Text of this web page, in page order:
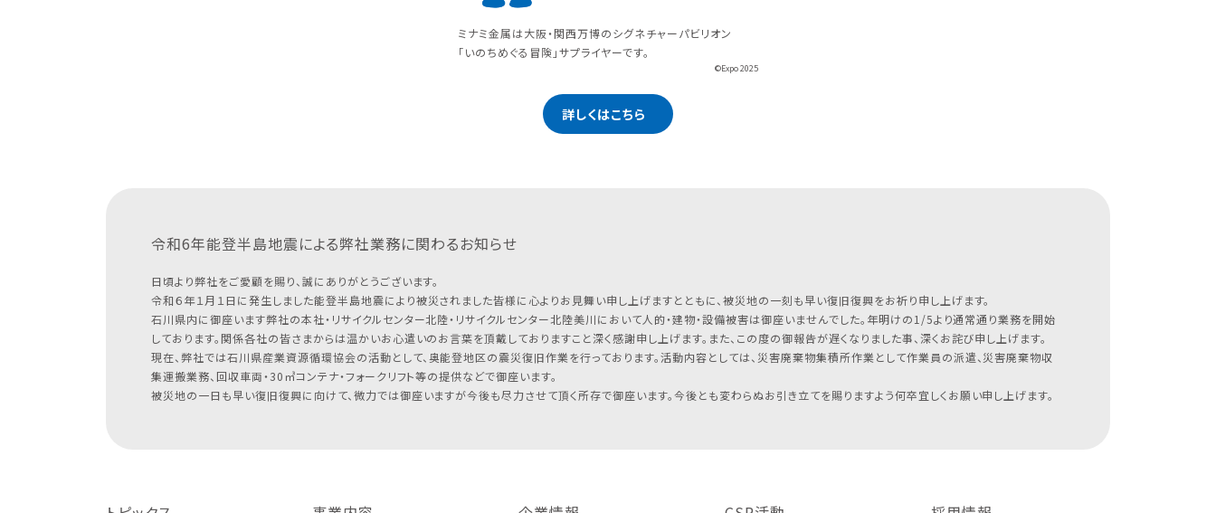
ミナミ金属は大阪・関西万博のシグネチャーパビリオン
「いのちめぐる冒険」サプライヤーです。
©Expo 2025
詳しくはこちら
令和6年能登半島地震による弊社業務に関わるお知らせ
日頃より弊社をご愛顧を賜り、誠にありがとうございます。
令和６年１月１日に発生しました能登半島地震により被災されました皆様に心よりお見舞い申し上げますとともに、被災地の一刻も早い復旧復興をお祈り申し上げます。
石川県内に御座います弊社の本社・リサイクルセンター北陸・リサイクルセンター北陸美川において人的・建物・設備被害は御座いませんでした。年明けの1/5より通常通り業務を開始
しております。関係各社の皆さまからは温かいお心遣いのお言葉を頂戴しておりますこと深く感謝申し上げます。また、この度の御報告が遅くなりました事、深くお詫び申し上げます。
現在、弊社では石川県産業資源循環協会の活動として、奥能登地区の震災復旧作業を行っております。活動内容としては、災害廃棄物集積所作業として作業員の派遣、災害廃棄物収
集運搬業務、回収車両・30㎥コンテナ・フォークリフト等の提供などで御座います。
被災地の一日も早い復旧復興に向けて、微力では御座いますが今後も尽力させて頂く所存で御座います。今後とも変わらぬお引き立てを賜りますよう何卒宜しくお願い申し上げます。